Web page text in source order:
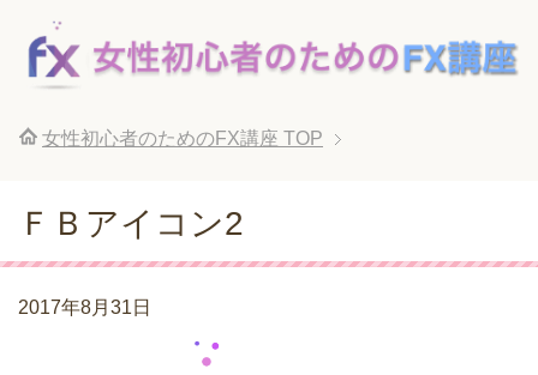
女性初心者のためのFX講座 TOP
ＦＢアイコン2
2017年8月31日